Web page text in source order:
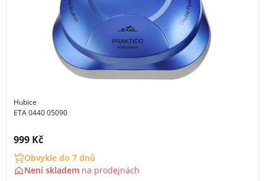
Hubice
ETA 0440 05090
Cena s DPH:
999 Kč
Obvykle do 7 dnů
Není skladem na prodejnách